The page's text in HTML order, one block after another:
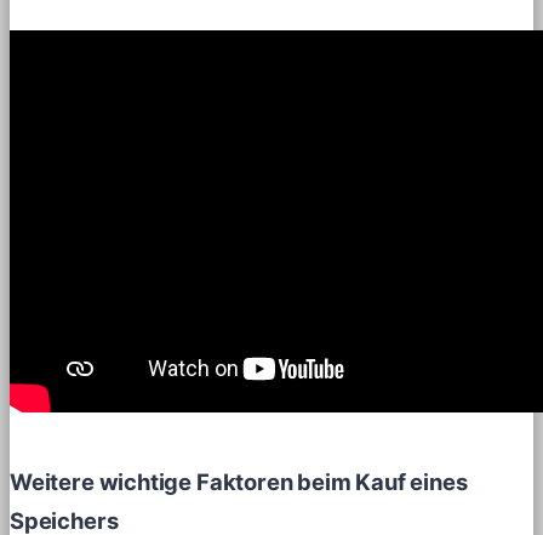
Weitere wichtige Faktoren beim Kauf eines
Speichers